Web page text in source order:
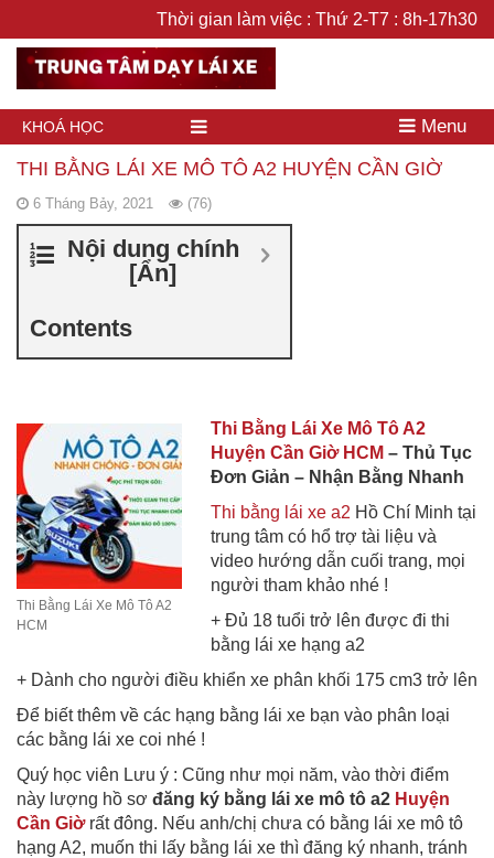
Thời gian làm việc : Thứ 2-T7 : 8h-17h30
KHOÁ HỌC Menu
THI BẰNG LÁI XE MÔ TÔ A2 HUYỆN CẦN GIỜ
6 Tháng Bảy, 2021 (76)
Nội dung chính
[Ẩn]
Contents
Thi Bằng Lái Xe Mô Tô A2
HCM
Thi Bằng Lái Xe Mô Tô A2
Huyện Cần Giờ HCM – Thủ Tục
Đơn Giản – Nhận Bằng Nhanh
Thi bằng lái xe a2 Hồ Chí Minh tại
trung tâm có hổ trợ tài liệu và
video hướng dẫn cuối trang, mọi
người tham khảo nhé !
+ Đủ 18 tuổi trở lên được đi thi
bằng lái xe hạng a2
+ Dành cho người điều khiển xe phân khối 175 cm3 trở lên
Để biết thêm về các hạng bằng lái xe bạn vào phân loại
các bằng lái xe coi nhé !
Quý học viên Lưu ý : Cũng như mọi năm, vào thời điểm
này lượng hồ sơ đăng ký bằng lái xe mô tô a2 Huyện
Cần Giờrất đông. Nếu anh/chị chưa có bằng lái xe mô tô
hạng A2, muốn thi lấy bằng lái xe thì đăng ký nhanh, tránh